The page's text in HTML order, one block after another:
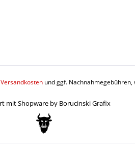
Versandkostenund ggf. Nachnahmegebühren,
mit Shopware by Borucinski Grafix